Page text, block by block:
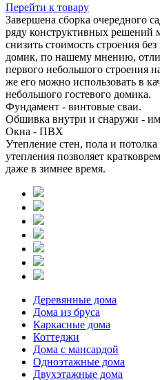
Перейти к товару
Завершена сборка очередного
ряду конструктивных решений
снизить стоимость строения
домик, по нашему мнению,
первого небольшого строения
же его можно использовать в
небольшого гостевого домика.
Фундамент - винтовые сваи.
Обшивка внутри и снаружи -
Окна - ПВХ
Утепление стен, пола и
утепления позволяет
даже в зимнее время.
Деревянные дома
Дома из бруса
Каркасные дома
Коттеджи
Дома с мансардой
Одноэтажные дома
Двухэтажные дома